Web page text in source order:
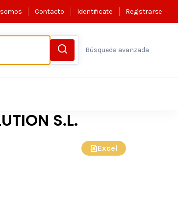
Contacto Identificate Registrarse
Búsqueda avanzada
S.L.
Excel